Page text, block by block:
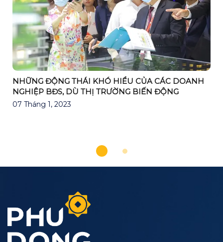
NHỮNG ĐỘNG THÁI KHÓ HIỂU CỦA CÁC DOANH
NGHIỆP BĐS, DÙ THỊ TRƯỜNG BIẾN ĐỘNG
07 Tháng 1, 2023